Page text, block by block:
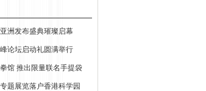
洲发布盛典璀璨启幕
论坛启动礼圆满举行
馆 推出限量联名手提袋
题展览落户香港科学园